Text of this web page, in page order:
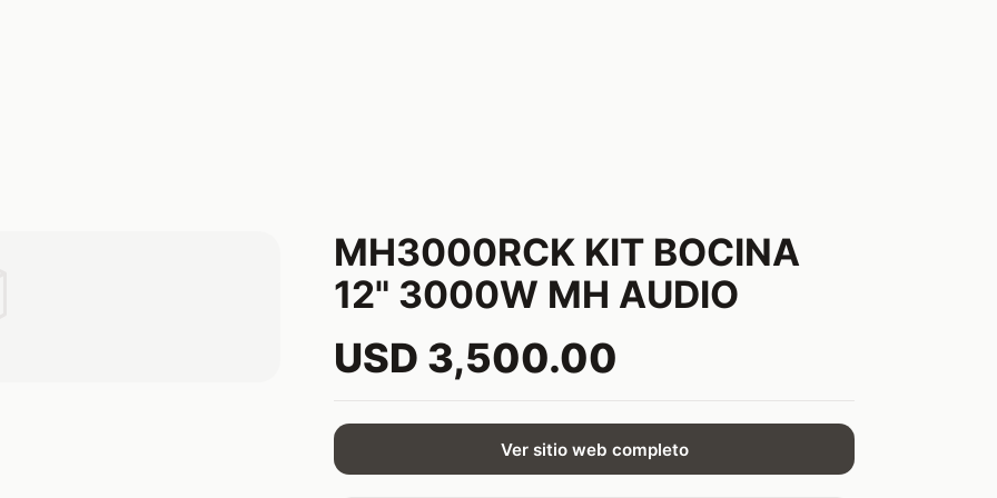
MH3000RCK KIT BOCINA
12" 3000W MH AUDIO
USD 3,500.00
Ver sitio web completo